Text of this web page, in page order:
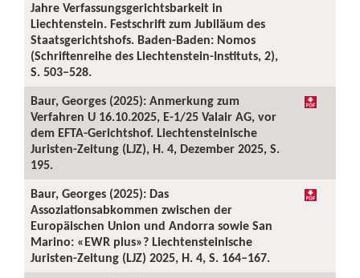
Jahre Verfassungsgerichtsbarkeit in
Liechtenstein. Festschrift zum Jubiläum des
Staatsgerichtshofs. Baden-Baden: Nomos
(Schriftenreihe des Liechtenstein-Instituts, 2),
S. 503–528.
Baur, Georges (2025): Anmerkung zum
Verfahren U 16.10.2025, E-1/25 Valair AG, vor
dem EFTA-Gerichtshof. Liechtensteinische
Juristen-Zeitung (LJZ), H. 4, Dezember 2025, S.
195.
Baur, Georges (2025): Das
Assoziationsabkommen zwischen der
Europäischen Union und Andorra sowie San
Marino: «EWR plus»? Liechtensteinische
Juristen-Zeitung (LJZ) 2025, H. 4, S. 164–167.